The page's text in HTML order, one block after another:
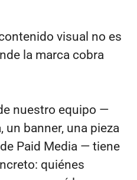
visual no es
la marca cobra
nuestro equipo —
un banner, una pieza
Paid Media — tiene
quiénes